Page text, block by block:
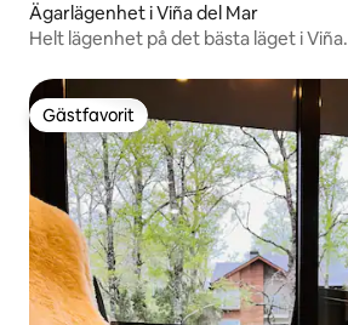
Ägarlägenhet i Viña del Mar
Helt lägenhet på det bästa läget i Viña.
Gästfavorit
Gästfavorit